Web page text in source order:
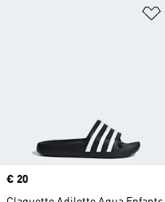
Prix
€ 20